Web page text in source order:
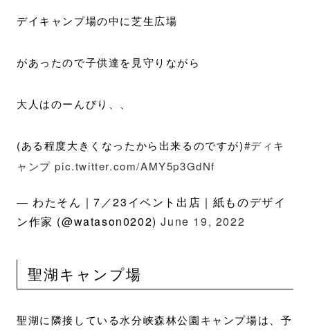
デイキャンプ場の中に芝生広場
があったので子供達を見守りながら
大人はのーんびり、、
(ある程度大きくなったから出来るのですが)#ディキ
ャンプ pic.twitter.com/AMY5p3GdNf
— わたそん｜7／23イベント出店｜紙ものデザイ
ン作家 (@watason0202)June 19, 2022
聖湖キャンプ場
聖湖に隣接している水分峡森林公園キャンプ場は、予